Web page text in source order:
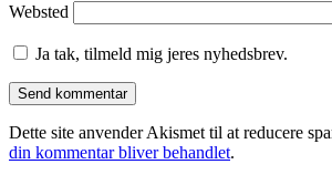
Websted
Ja tak, tilmeld mig jeres nyhedsbrev.
Dette site anvender Akismet til at reducere
din kommentar bliver behandlet.